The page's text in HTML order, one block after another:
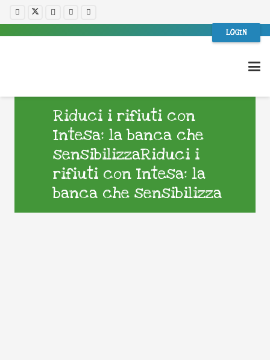
LOGIN
Riduci i rifiuti con
Intesa: la banca che
sensibilizzaRiduci i
rifiuti con Intesa: la
banca che sensibilizza